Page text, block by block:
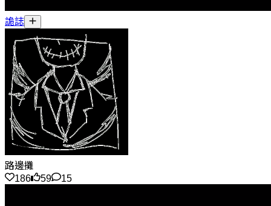
詭誌
路邊攤
186
59 15